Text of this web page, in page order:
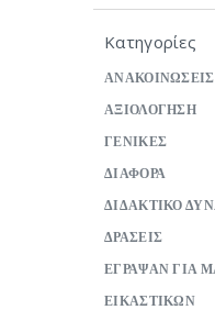
Κατηγορίες
ΑΞΙΟΛΟΓΗΣΗ
ΓΕΝΙΚΕΣ
ΔΙΑΦΟΡΑ
ΔΙΔΑΚΤΙΚΟ
ΔΡΑΣΕΙΣ
ΕΓΡΑΨΑΝ ΓΙΑ
ΕΙΚΑΣΤΙΚΩΝ